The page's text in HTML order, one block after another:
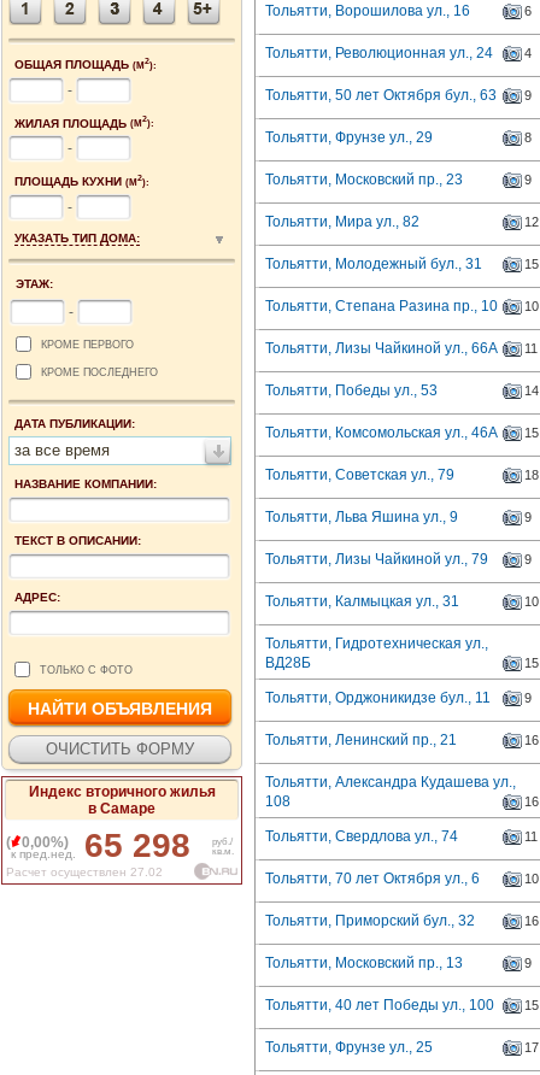
ОБЩАЯ ПЛОЩАДЬ (М2):
-
ЖИЛАЯ ПЛОЩАДЬ (М2):
-
ПЛОЩАДЬ КУХНИ (М2):
-
УКАЗАТЬ ТИП ДОМА:
ЭТАЖ:
-
КРОМЕ ПЕРВОГО
КРОМЕ ПОСЛЕДНЕГО
ДАТА ПУБЛИКАЦИИ:
за все время
НАЗВАНИЕ КОМПАНИИ:
ТЕКСТ В ОПИСАНИИ:
АДРЕС:
ТОЛЬКО С ФОТО
Индекс вторичного жилья
в Самаре
(
0,00%)
к пред.нед. 65 298
руб./
кв.м.
Расчет осуществлен 27.02
Тольятти, Ворошилова ул., 16 6
Тольятти, Революционная ул., 24 4
Тольятти, 50 лет Октября бул., 63 9
Тольятти, Фрунзе ул., 29 8
Тольятти, Московский пр., 23 9
Тольятти, Мира ул., 82 12
Тольятти, Молодежный бул., 31 15
Тольятти, Степана Разина пр., 10 10
Тольятти, Лизы Чайкиной ул., 66А 11
Тольятти, Победы ул., 53 14
Тольятти, Комсомольская ул., 46А 15
Тольятти, Советская ул., 79 18
Тольятти, Льва Яшина ул., 9 9
Тольятти, Лизы Чайкиной ул., 79 9
Тольятти, Калмыцкая ул., 31 10
Тольятти, Гидротехническая ул.,
ВД28Б
15
Тольятти, Орджоникидзе бул., 11 9
Тольятти, Ленинский пр., 21 16
Тольятти, Александра Кудашева ул.,
108
16
Тольятти, Свердлова ул., 74 11
Тольятти, 70 лет Октября ул., 6 10
Тольятти, Приморский бул., 32 16
Тольятти, Московский пр., 13 9
Тольятти, 40 лет Победы ул., 100 15
Тольятти, Фрунзе ул., 25 17